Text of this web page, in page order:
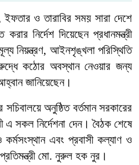
ইফতার ও তারাবির সময় সারা দেশে
করার নির্দেশ দিয়েছেন প্রধানমন্ত্রী
নিয়ন্ত্রণ, আইনশৃঙ্খলা পরিস্থিতি
কঠোর অবস্থান নেওয়ার জন্য
জানিয়েছেন।
সচিবালয়ে অনুষ্ঠিত বর্তমান সরকারের
এ সকলনির্দেশনা দেন। বৈঠক শেষে
কর্মসংস্থান এবং প্রবাসী কল্যাণ ও
প্রতিমন্ত্রী মো. নুরুল হক নুর।